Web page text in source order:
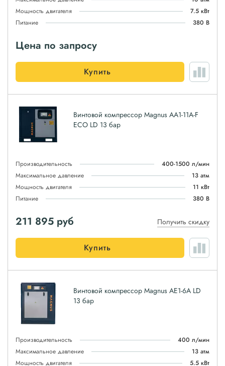
Мощность двигателя
7.5 кВт
Питание
380 В
Цена по запросу
Купить
Винтовой компрессор Magnus АА1-11A-F
ЕСО LD 13 бар
Производительность
400-1500 л/мин
Максимальное давление
13 атм
Мощность двигателя
11 кВт
Питание
380 В
211 895 руб Получить скидку
Купить
Винтовой компрессор Magnus АЕ1-6A LD
13 бар
Производительность
400 л/мин
Максимальное давление
13 атм
Мощность двигателя
5.5 кВт